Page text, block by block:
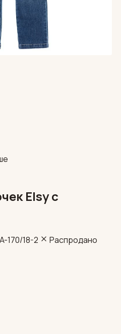
Elsy с
170/18-2
Распродано